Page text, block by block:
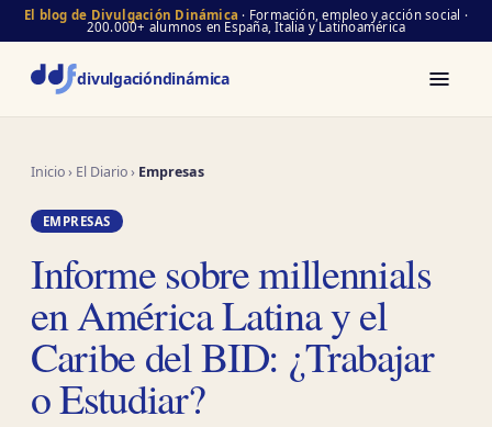
El blog de Divulgación Dinámica · Formación, empleo y acción social ·
200.000+ alumnos en España, Italia y Latinoamérica
divulgacióndinámica
Inicio› El Diario› Empresas
EMPRESAS
Informe sobre millennials
en América Latina y el
Caribe del BID: ¿Trabajar
o Estudiar?